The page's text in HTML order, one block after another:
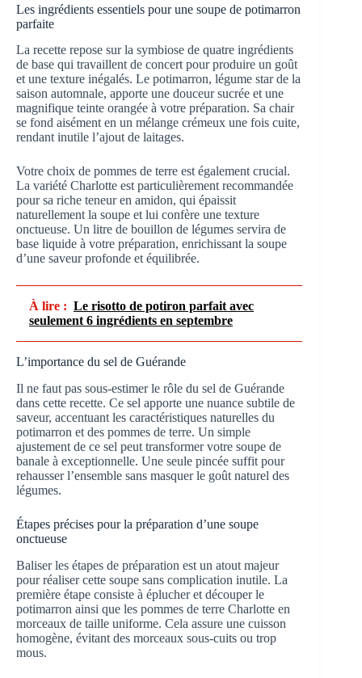
Les ingrédients essentiels pour une soupe de potimarron
parfaite
La recette repose sur la symbiose de quatre ingrédients
de base qui travaillent de concert pour produire un goût
et une texture inégalés. Le potimarron, légume star de la
saison automnale, apporte une douceur sucrée et une
magnifique teinte orangée à votre préparation. Sa chair
se fond aisément en un mélange crémeux une fois cuite,
rendant inutile l’ajout de laitages.
Votre choix de pommes de terre est également crucial.
La variété Charlotte est particulièrement recommandée
pour sa riche teneur en amidon, qui épaissit
naturellement la soupe et lui confère une texture
onctueuse. Un litre de bouillon de légumes servira de
base liquide à votre préparation, enrichissant la soupe
d’une saveur profonde et équilibrée.
À lire : Le risotto de potiron parfait avec
seulement 6 ingrédients en septembre
L’importance du sel de Guérande
Il ne faut pas sous-estimer le rôle du sel de Guérande
dans cette recette. Ce sel apporte une nuance subtile de
saveur, accentuant les caractéristiques naturelles du
potimarron et des pommes de terre. Un simple
ajustement de ce sel peut transformer votre soupe de
banale à exceptionnelle. Une seule pincée suffit pour
rehausser l’ensemble sans masquer le goût naturel des
légumes.
Étapes précises pour la préparation d’une soupe
onctueuse
Baliser les étapes de préparation est un atout majeur
pour réaliser cette soupe sans complication inutile. La
première étape consiste à éplucher et découper le
potimarron ainsi que les pommes de terre Charlotte en
morceaux de taille uniforme. Cela assure une cuisson
homogène, évitant des morceaux sous-cuits ou trop
mous.